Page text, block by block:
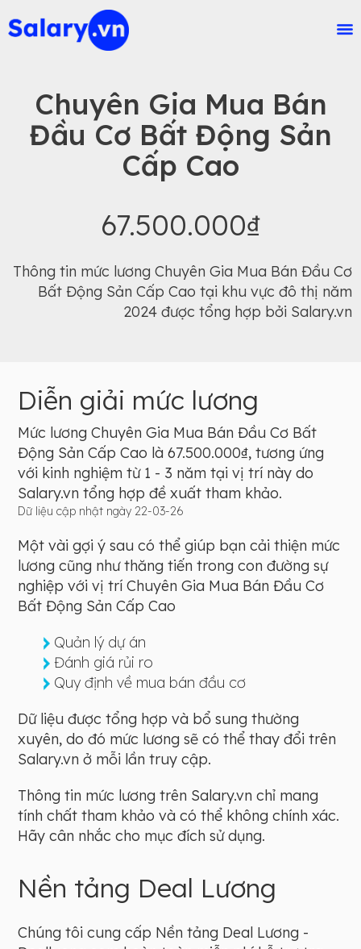
Chuyên Gia Mua Bán
Đầu Cơ Bất Động Sản
Cấp Cao
67.500.000₫
Thông tin mức lương Chuyên Gia Mua Bán Đầu Cơ
Bất Động Sản Cấp Cao tại khu vực đô thị năm
2024 được tổng hợp bởi Salary.vn
Diễn giải mức lương
Mức lương Chuyên Gia Mua Bán Đầu Cơ Bất
Động Sản Cấp Cao là 67.500.000₫, tương ứng
với kinh nghiệm từ 1 - 3 năm tại vị trí này do
Salary.vn tổng hợp đề xuất tham khảo.
Dữ liệu cập nhật ngày 22-03-26
Một vài gợi ý sau có thể giúp bạn cải thiện mức
lương cũng như thăng tiến trong con đường sự
nghiệp với vị trí Chuyên Gia Mua Bán Đầu Cơ
Bất Động Sản Cấp Cao
Quản lý dự án
Đánh giá rủi ro
Quy định về mua bán đầu cơ
Dữ liệu được tổng hợp và bổ sung thường
xuyên, do đó mức lương sẽ có thể thay đổi trên
Salary.vn ở mỗi lần truy cập.
Thông tin mức lương trên Salary.vn chỉ mang
tính chất tham khảo và có thể không chính xác.
Hãy cân nhắc cho mục đích sử dụng.
Nền tảng Deal Lương
Chúng tôi cung cấp Nền tảng Deal Lương -